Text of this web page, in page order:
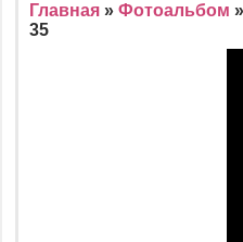
Главная » Фотоальбом »
35